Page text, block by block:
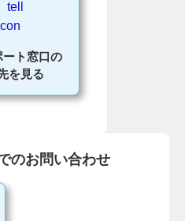
ト窓口の
を見る
のお問い合わせ